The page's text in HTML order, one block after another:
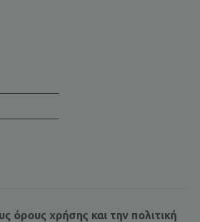
όρους χρήσης και την πολιτική